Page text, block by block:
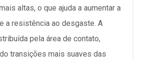
altas, o que ajuda a aumentar a
a resistência ao desgaste. A
pela área de contato,
transições mais suaves das